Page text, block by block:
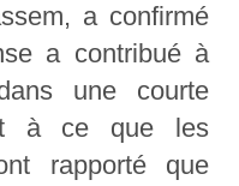
a confirmé
a contribué à
une courte
à ce que les
rapporté que